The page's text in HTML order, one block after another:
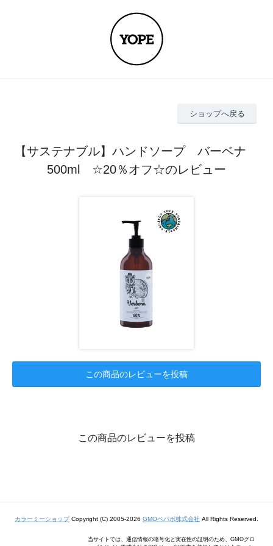
ショップへ戻る
【サステナブル】ハンドソープ バーベナ
500ml ☆20％オフ☆のレビュー
この商品のレビューを投稿
この商品のレビューを投稿
カラーミーショップCopyright (C) 2005-2026 GMOペパボ株式会社 All Rights Reserved.
当サイトでは、通信情報の暗号化と実在性の証明のため、GMOグロ